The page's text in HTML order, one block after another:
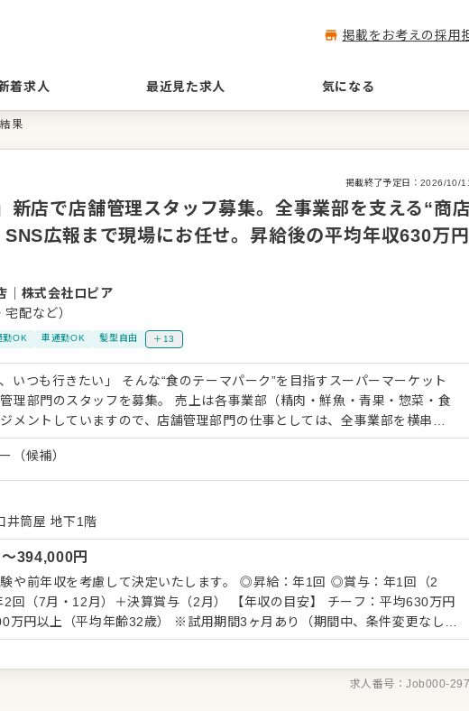
掲載をお考えの採用
着求人 最近見た求人 気になる
果
掲載終了予定日： 2026/10/
新店で店舗管理スタッフ募集。全事業部を支える“商
広報まで現場にお任せ。昇給後の平均年収630万円
株式会社ロピア
配など）
勤OK 車通勤OK 髪型自由 ＋13
、いつも行きたい」 そんな“食のテーマパーク”を目指すスーパーマーケット
管理部門のスタッフを募集。 売上は各事業部（精肉・鮮魚・青果・惣菜・食
メントしていますので、店舗管理部門の仕事としては、全事業部を横串で
の管理業務。いわば“商店街の会長さん”としての仕事が中心となります。
、スタッフ教育、文化の浸透のほか、店舗での定期的なイベント企画や
どをお任せします。 「縁の下の力持ちが向いている」 「広報に興味があ
として ◎店全体の
リテーター ◎お客様のご要望を価値に変えるカスタマーサクセス ◎イベン
ライスのユートピア”体験を演出するプロデューサー としての役割も期待し
との出会いを待ってます。 自らファンを増やしていく、そんな「商売の原
に応じてお任せしていきます ・接客 ・イ
SNSなどの活用も） ・店舗づくりや売り場のサポート ・販売戦略 ・人材
文化の浸透など
（候補）
井筒屋 地下1階
〜394,000円
や前年収を考慮して決定いたします。 ◎昇給：年1回 ◎賞与：年1回（2
月）＋決算賞与（2月） 【年収の目安】 チーフ：平均630万円
32歳） ※試用期間3ヶ月あり（期間中、条件変更なし）
分61,000円～80,300円を支給。超過分は別途支給。27年度より固定残業時
求人番号：Job000-